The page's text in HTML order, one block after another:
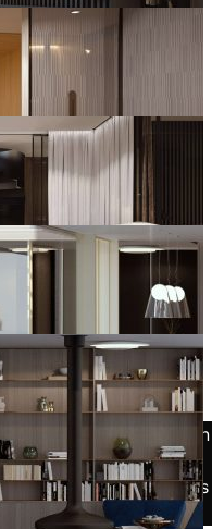
– SONDERWUNSCH
dass wir Ihnen
bieten. Wenn Sie
wir davon aus, dass